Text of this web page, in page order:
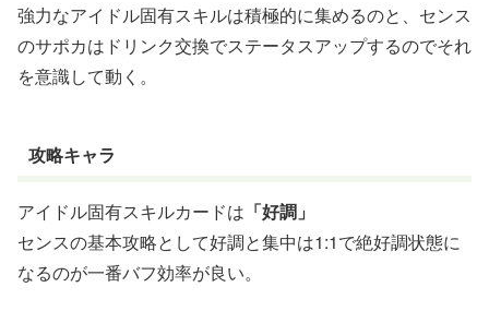
強力なアイドル固有スキルは積極的に集めるのと、センス
のサポカはドリンク交換でステータスアップするのでそれ
を意識して動く。
攻略キャラ
アイドル固有スキルカードは 「好調」
センスの基本攻略として好調と集中は1:1で絶好調状態に
なるのが一番バフ効率が良い。